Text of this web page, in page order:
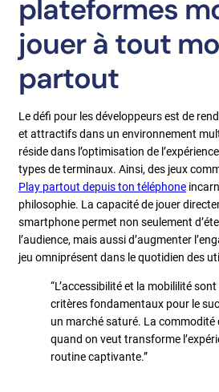
plateformes
jouer à tout
partout
Le défi pour les développeurs est de
et attractifs dans un environnement
réside dans l’optimisation de
types de terminaux. Ainsi, des jeux
Play partout depuis ton téléphone
philosophie. La capacité de jouer
smartphone permet non seulement
l’audience, mais aussi d’augmenter
jeu omniprésent dans le quotidien des
“L’accessibilité et la mobililité
critères fondamentaux pour le
un marché saturé. La commodité
quand on veut transforme
routine captivante.”